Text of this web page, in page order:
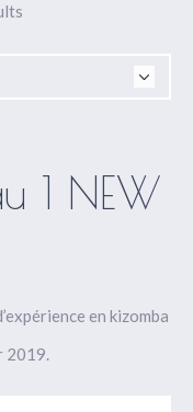
1 NEW
en kizomba
2019.